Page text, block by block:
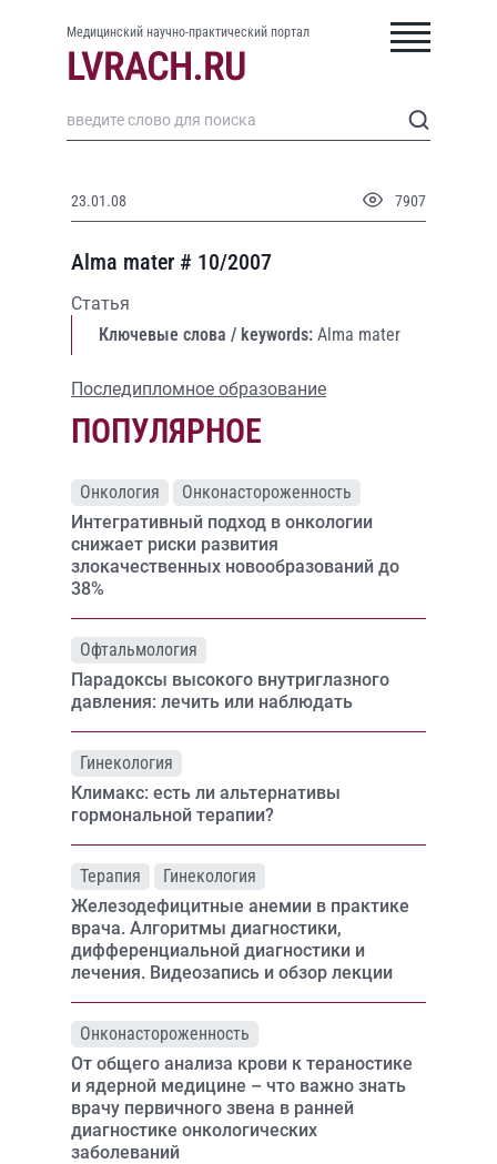
Медицинский научно-практический портал
23.01.08 7907
Alma mater # 10/2007
Статья
Ключевые слова / keywords: Alma mater
Последипломное образование
ПОПУЛЯРНОЕ
Онкология
Онконастороженность
Интегративный подход в онкологии
снижает риски развития
злокачественных новообразований до
38%
Офтальмология
Парадоксы высокого внутриглазного
давления: лечить или наблюдать
Гинекология
Климакс: есть ли альтернативы
гормональной терапии?
Терапия
Гинекология
Железодефицитные анемии в практике
врача. Алгоритмы диагностики,
дифференциальной диагностики и
лечения. Видеозапись и обзор лекции
Онконастороженность
От общего анализа крови к тераностике
и ядерной медицине – что важно знать
врачу первичного звена в ранней
диагностике онкологических
заболеваний